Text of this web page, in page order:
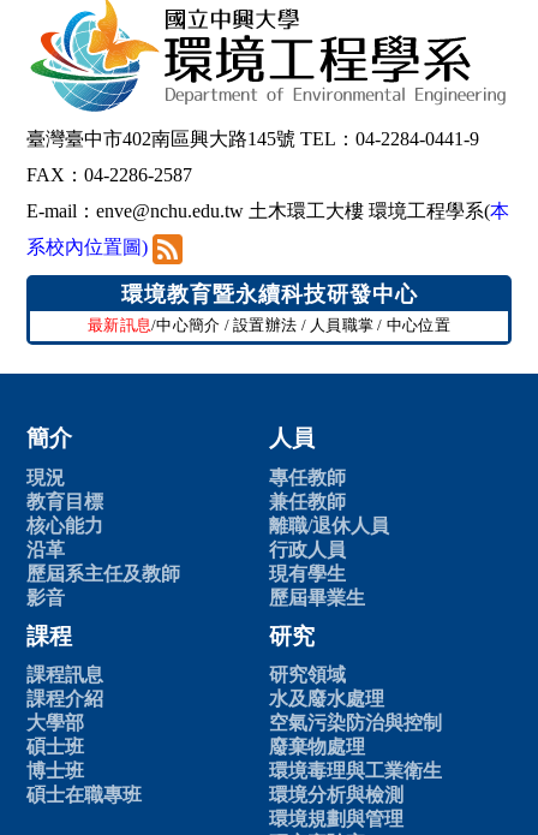
臺灣臺中市402南區興大路145號 TEL：04-2284-0441-9
FAX：04-2286-2587
E-mail：enve@nchu.edu.tw 土木環工大樓 環境工程學系(本
系校內位置圖)
環境教育暨永續科技研發中心
最新訊息/中心簡介 /設置辦法 / 人員職掌 / 中心位置
簡介
現況
教育目標
核心能力
沿革
歷屆系主任及教師
影音
人員
專任教師
兼任教師
離職/退休人員
行政人員
現有學生
歷屆畢業生
課程
課程訊息
課程介紹
大學部
碩士班
博士班
碩士在職專班
研究
研究領域
水及廢水處理
空氣污染防治與控制
廢棄物處理
環境毒理與工業衛生
環境分析與檢測
環境規劃與管理